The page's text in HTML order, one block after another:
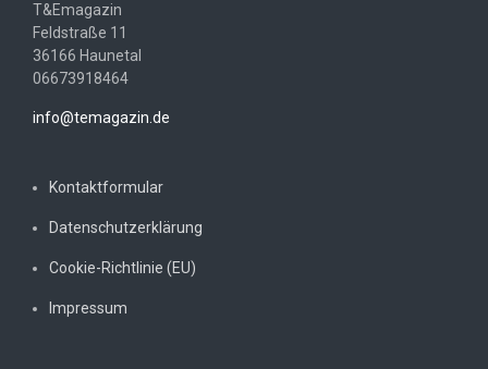
T&Emagazin
Feldstraße 11
36166 Haunetal
06673918464
info@temagazin.de
Kontaktformular
Datenschutzerklärung
Cookie-Richtlinie (EU)
Impressum